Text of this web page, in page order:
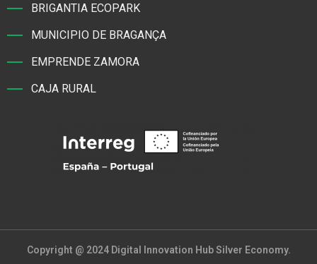
BRIGANTIA ECOPARK
MUNICIPIO DE BRAGANÇA
EMPRENDE ZAMORA
CAJA RURAL
Copyright @ 2024 Digital Innovation Hub Silver Economy.